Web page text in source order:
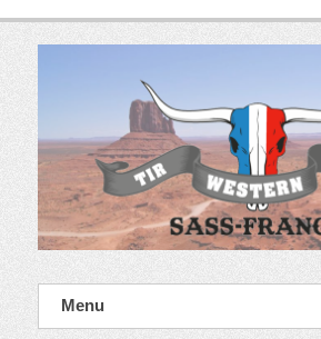
SASS France
Menu